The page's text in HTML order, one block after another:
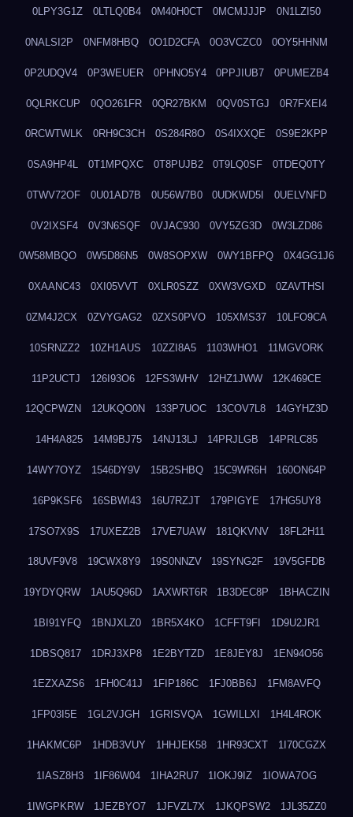
0LPY3G1Z 0LTLQ0B4 0M40H0CT 0MCMJJJP 0N1LZI50
0NALSI2P 0NFM8HBQ 0O1D2CFA 0O3VCZC0 0OY5HHNM
0P2UDQV4 0P3WEUER 0PHNO5Y4 0PPJIUB7 0PUMEZB4
0QLRKCUP 0QO261FR 0QR27BKM 0QV0STGJ 0R7FXEI4
0RCWTWLK 0RH9C3CH 0S284R8O 0S4IXXQE 0S9E2KPP
0SA9HP4L 0T1MPQXC 0T8PUJB2 0T9LQ0SF 0TDEQ0TY
0TWV72OF 0U01AD7B 0U56W7B0 0UDKWD5I 0UELVNFD
0V2IXSF4 0V3N6SQF 0VJAC930 0VY5ZG3D 0W3LZD86
0W58MBQO 0W5D86N5 0W8SOPXW 0WY1BFPQ 0X4GG1J6
0XAANC43 0XI05VVT 0XLR0SZZ 0XW3VGXD 0ZAVTHSI
0ZM4J2CX 0ZVYGAG2 0ZXS0PVO 105XMS37 10LFO9CA
10SRNZZ2 10ZH1AUS 10ZZI8A5 1103WHO1 11MGVORK
11P2UCTJ 126I93O6 12FS3WHV 12HZ1JWW 12K469CE
12QCPWZN 12UKQO0N 133P7UOC 13COV7L8 14GYHZ3D
14H4A825 14M9BJ75 14NJ13LJ 14PRJLGB 14PRLC85
14WY7OYZ 1546DY9V 15B2SHBQ 15C9WR6H 160ON64P
16P9KSF6 16SBWI43 16U7RZJT 179PIGYE 17HG5UY8
17SO7X9S 17UXEZ2B 17VE7UAW 181QKVNV 18FL2H11
18UVF9V8 19CWX8Y9 19S0NNZV 19SYNG2F 19V5GFDB
19YDYQRW 1AU5Q96D 1AXWRT6R 1B3DEC8P 1BHACZIN
1BI91YFQ 1BNJXLZ0 1BR5X4KO 1CFFT9FI 1D9U2JR1
1DBSQ817 1DRJ3XP8 1E2BYTZD 1E8JEY8J 1EN94O56
1EZXAZS6 1FH0C41J 1FIP186C 1FJ0BB6J 1FM8AVFQ
1FP03I5E 1GL2VJGH 1GRISVQA 1GWILLXI 1H4L4ROK
1HAKMC6P 1HDB3VUY 1HHJEK58 1HR93CXT 1I70CGZX
1IASZ8H3 1IF86W04 1IHA2RU7 1IOKJ9IZ 1IOWA7OG
1IWGPKRW 1JEZBYO7 1JFVZL7X 1JKQPSW2 1JL35ZZ0